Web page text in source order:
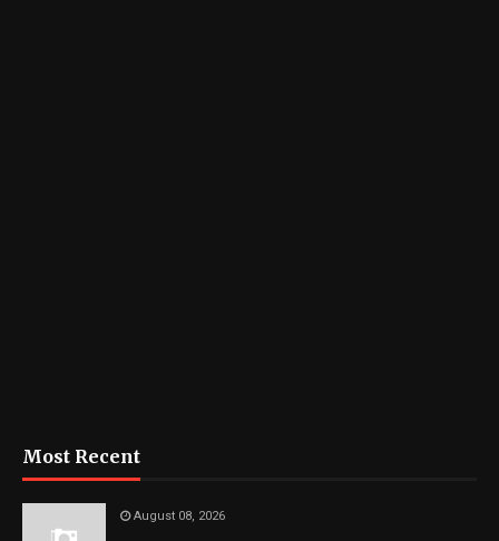
Most Recent
August 08, 2026